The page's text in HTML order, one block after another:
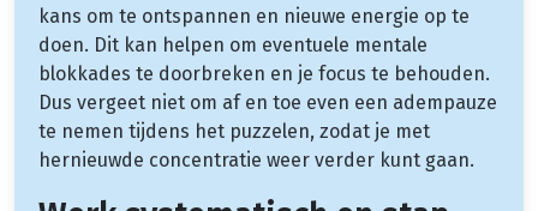
kans om te ontspannen en nieuwe energie op te
doen. Dit kan helpen om eventuele mentale
blokkades te doorbreken en je focus te behouden.
Dus vergeet niet om af en toe even een adempauze
te nemen tijdens het puzzelen, zodat je met
hernieuwde concentratie weer verder kunt gaan.